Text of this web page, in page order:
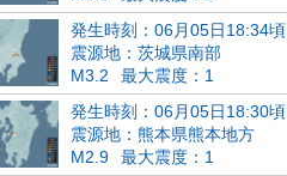
発生時刻：06月05日18:34頃
震源地：茨城県南部
M3.2
最大震度：1
発生時刻：06月05日18:30頃
震源地：熊本県熊本地方
M2.9
最大震度：1